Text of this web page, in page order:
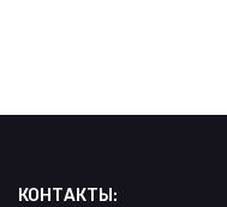
КОНТАКТЫ: